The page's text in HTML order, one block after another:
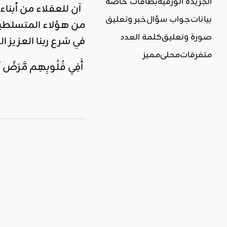
آن للعقلاء من
من هؤلاء
في شرع ربنا
أَفِي قُلُوبِهِم مَّرَضٌ
بياناتجواب سؤالخبر وتعليق
صورة وتعليقكلمة العدد
متفرقاتمحليمميز